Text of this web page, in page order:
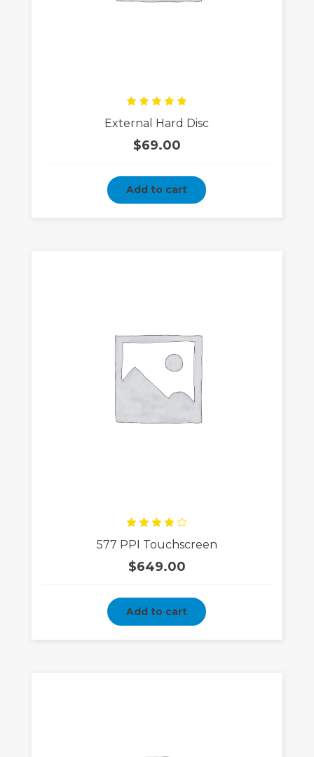
5.00
of 5
External Hard Disc
$69.00
Add to cart
4.00
of 5
577 PPI Touchscreen
$649.00
Add to cart